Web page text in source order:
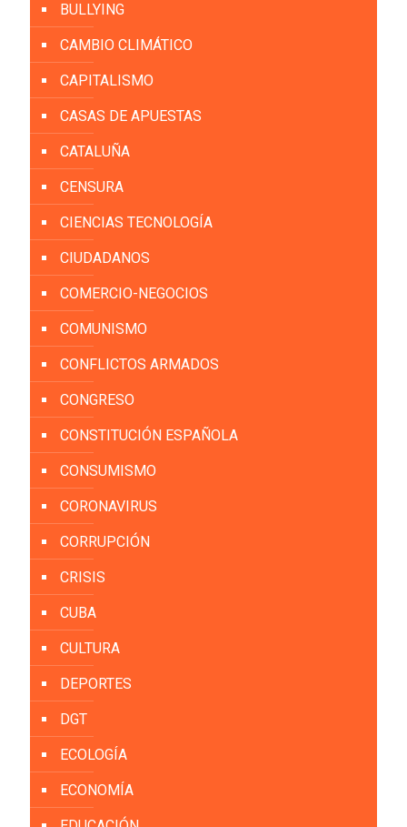
BULLYING
CAMBIO CLIMÁTICO
CAPITALISMO
CASAS DE APUESTAS
CATALUÑA
CENSURA
CIENCIAS TECNOLOGÍA
CIUDADANOS
COMERCIO-NEGOCIOS
COMUNISMO
CONFLICTOS ARMADOS
CONGRESO
CONSTITUCIÓN ESPAÑOLA
CONSUMISMO
CORONAVIRUS
CORRUPCIÓN
CRISIS
CUBA
CULTURA
DEPORTES
DGT
ECOLOGÍA
ECONOMÍA